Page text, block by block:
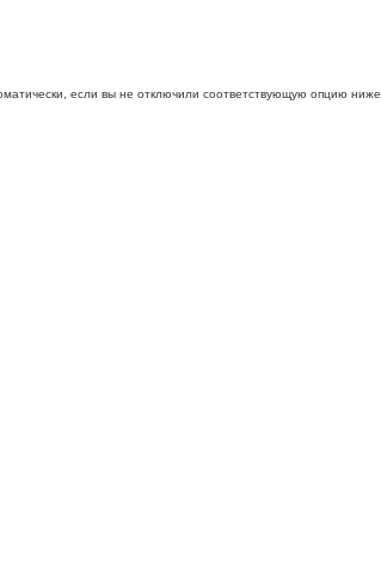
если вы не отключили соответствующую опцию ниже.